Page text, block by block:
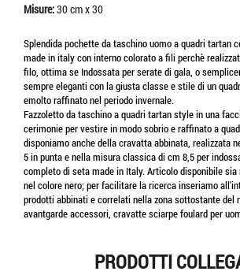
Misure:30 cm x 30
Splendida pochette da taschino uomo a quadri tartan
made in italy con interno colorato a fili perchè
filo, ottima se Indossata per serate di gala, o
sempre eleganti con la giusta classe e stile di un
emolto raffinato nel periodo invernale.
Fazzoletto da taschino a quadri tartan style in una
cerimonie per vestire in modo sobrio e raffinato a
disponiamo anche della cravatta abbinata, realizzata
5 in punta e nella misura classica di cm 8,5 per
completo di seta made in Italy. Articolo disponibile
nel colore nero; per facilitare la ricerca inseriamo
prodotti abbinati e correlati nella zona sottostante del
avantgarde accessori, cravatte sciarpe foulard per
PRODOTTI